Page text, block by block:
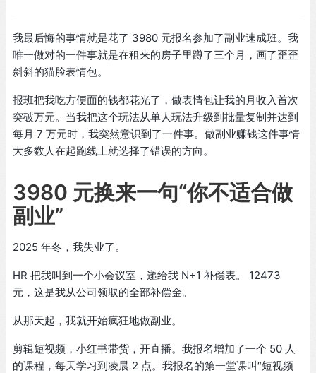
我最后悔的事情就是花了 3980 元报名参加了副业速成班。我
唯一做对的一件事就是在租来的房子里蹲了三个月，画了歪歪
斜斜的猫脸表情包。
报班把我吃方便面的钱都花光了，做表情包让我的月收入首次
突破万元。当我把这个玩法从单人玩法升级到批量复制并达到
每月 7 万元时，我突然意识到了一件事。做副业赚钱这件事情
大多数人在起跑线上就选择了错误的方向。
3980 元换来一句“你不适合做
副业”
2025 年冬，我失业了。
HR 把我叫到一个小会议室，递给我 N+1 补偿表。 12473
元，这是我从公司领取的全部补偿金。
从那天起，我就开始疯狂地做副业。
剪辑短视频，小红书带货，开直播。我报名增加了一个 50 人
的课程，每天学习到凌晨 2 点。我报名的第一堂课叫“短视频